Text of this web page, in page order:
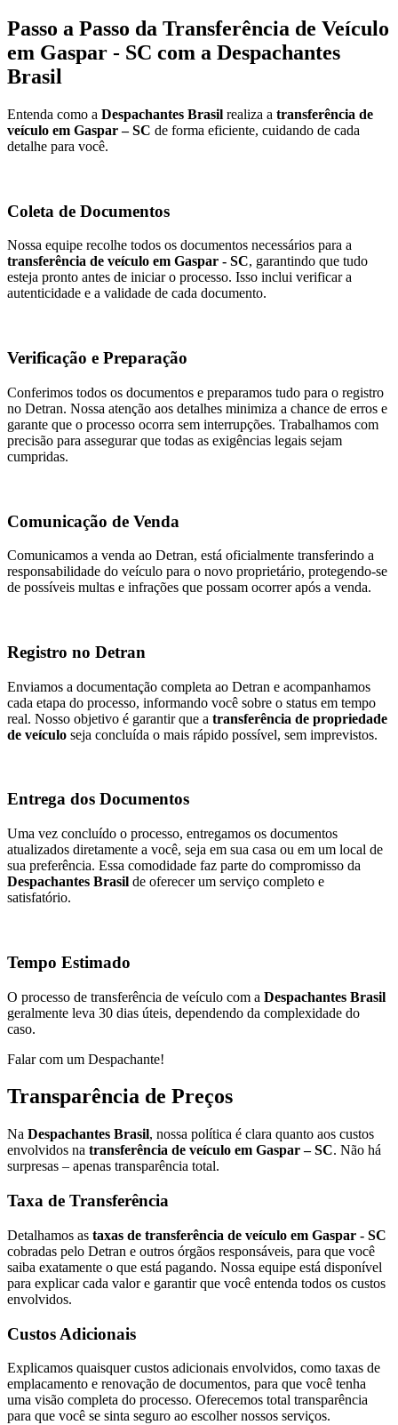
Passo a Passo da Transferência de Veículo
em Gaspar - SC com a Despachantes
Brasil
Entenda como a Despachantes Brasil realiza a transferência de
veículo em Gaspar – SC de forma eficiente, cuidando de cada
detalhe para você.
Coleta de Documentos
Nossa equipe recolhe todos os documentos necessários para a
transferência de veículo em Gaspar - SC, garantindo que tudo
esteja pronto antes de iniciar o processo. Isso inclui verificar a
autenticidade e a validade de cada documento.
Verificação e Preparação
Conferimos todos os documentos e preparamos tudo para o registro
no Detran. Nossa atenção aos detalhes minimiza a chance de erros e
garante que o processo ocorra sem interrupções. Trabalhamos com
precisão para assegurar que todas as exigências legais sejam
cumpridas.
Comunicação de Venda
Comunicamos a venda ao Detran, está oficialmente transferindo a
responsabilidade do veículo para o novo proprietário, protegendo-se
de possíveis multas e infrações que possam ocorrer após a venda.
Registro no Detran
Enviamos a documentação completa ao Detran e acompanhamos
cada etapa do processo, informando você sobre o status em tempo
real. Nosso objetivo é garantir que a transferência de propriedade
de veículo seja concluída o mais rápido possível, sem imprevistos.
Entrega dos Documentos
Uma vez concluído o processo, entregamos os documentos
atualizados diretamente a você, seja em sua casa ou em um local de
sua preferência. Essa comodidade faz parte do compromisso da
Despachantes Brasil de oferecer um serviço completo e
satisfatório.
Tempo Estimado
O processo de transferência de veículo com a Despachantes Brasil
geralmente leva 30 dias úteis, dependendo da complexidade do
caso.
Falar com um Despachante!
Transparência de Preços
Na Despachantes Brasil, nossa política é clara quanto aos custos
envolvidos na transferência de veículo em Gaspar – SC. Não há
surpresas – apenas transparência total.
Taxa de Transferência
Detalhamos as taxas de transferência de veículo em Gaspar - SC
cobradas pelo Detran e outros órgãos responsáveis, para que você
saiba exatamente o que está pagando. Nossa equipe está disponível
para explicar cada valor e garantir que você entenda todos os custos
envolvidos.
Custos Adicionais
Explicamos quaisquer custos adicionais envolvidos, como taxas de
emplacamento e renovação de documentos, para que você tenha
uma visão completa do processo. Oferecemos total transparência
para que você se sinta seguro ao escolher nossos serviços.